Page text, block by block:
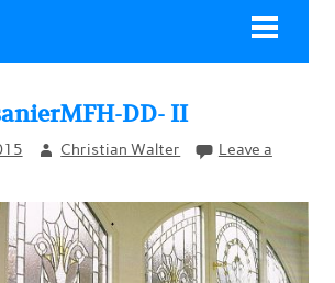
DD- II
Christian Walter
Leave a